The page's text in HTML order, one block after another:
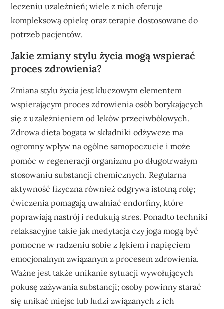
leczeniu uzależnień; wiele z nich oferuje
kompleksową opiekę oraz terapie dostosowane do
potrzeb pacjentów.
Jakie zmiany stylu życia mogą wspierać
proces zdrowienia?
Zmiana stylu życia jest kluczowym elementem
wspierającym proces zdrowienia osób borykających
się z uzależnieniem od leków przeciwbólowych.
Zdrowa dieta bogata w składniki odżywcze ma
ogromny wpływ na ogólne samopoczucie i może
pomóc w regeneracji organizmu po długotrwałym
stosowaniu substancji chemicznych. Regularna
aktywność fizyczna również odgrywa istotną rolę;
ćwiczenia pomagają uwalniać endorfiny, które
poprawiają nastrój i redukują stres. Ponadto techniki
relaksacyjne takie jak medytacja czy joga mogą być
pomocne w radzeniu sobie z lękiem i napięciem
emocjonalnym związanym z procesem zdrowienia.
Ważne jest także unikanie sytuacji wywołujących
pokusę zażywania substancji; osoby powinny starać
się unikać miejsc lub ludzi związanych z ich